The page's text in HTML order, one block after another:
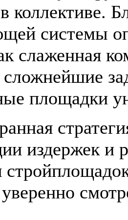
коллективе.
системы
слаженная
площадки
издержек и